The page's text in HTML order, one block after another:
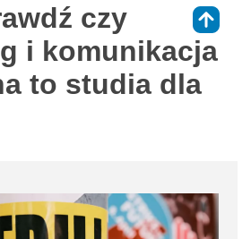
czy
i komunikacja
to studia dla